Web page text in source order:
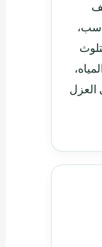
العزل